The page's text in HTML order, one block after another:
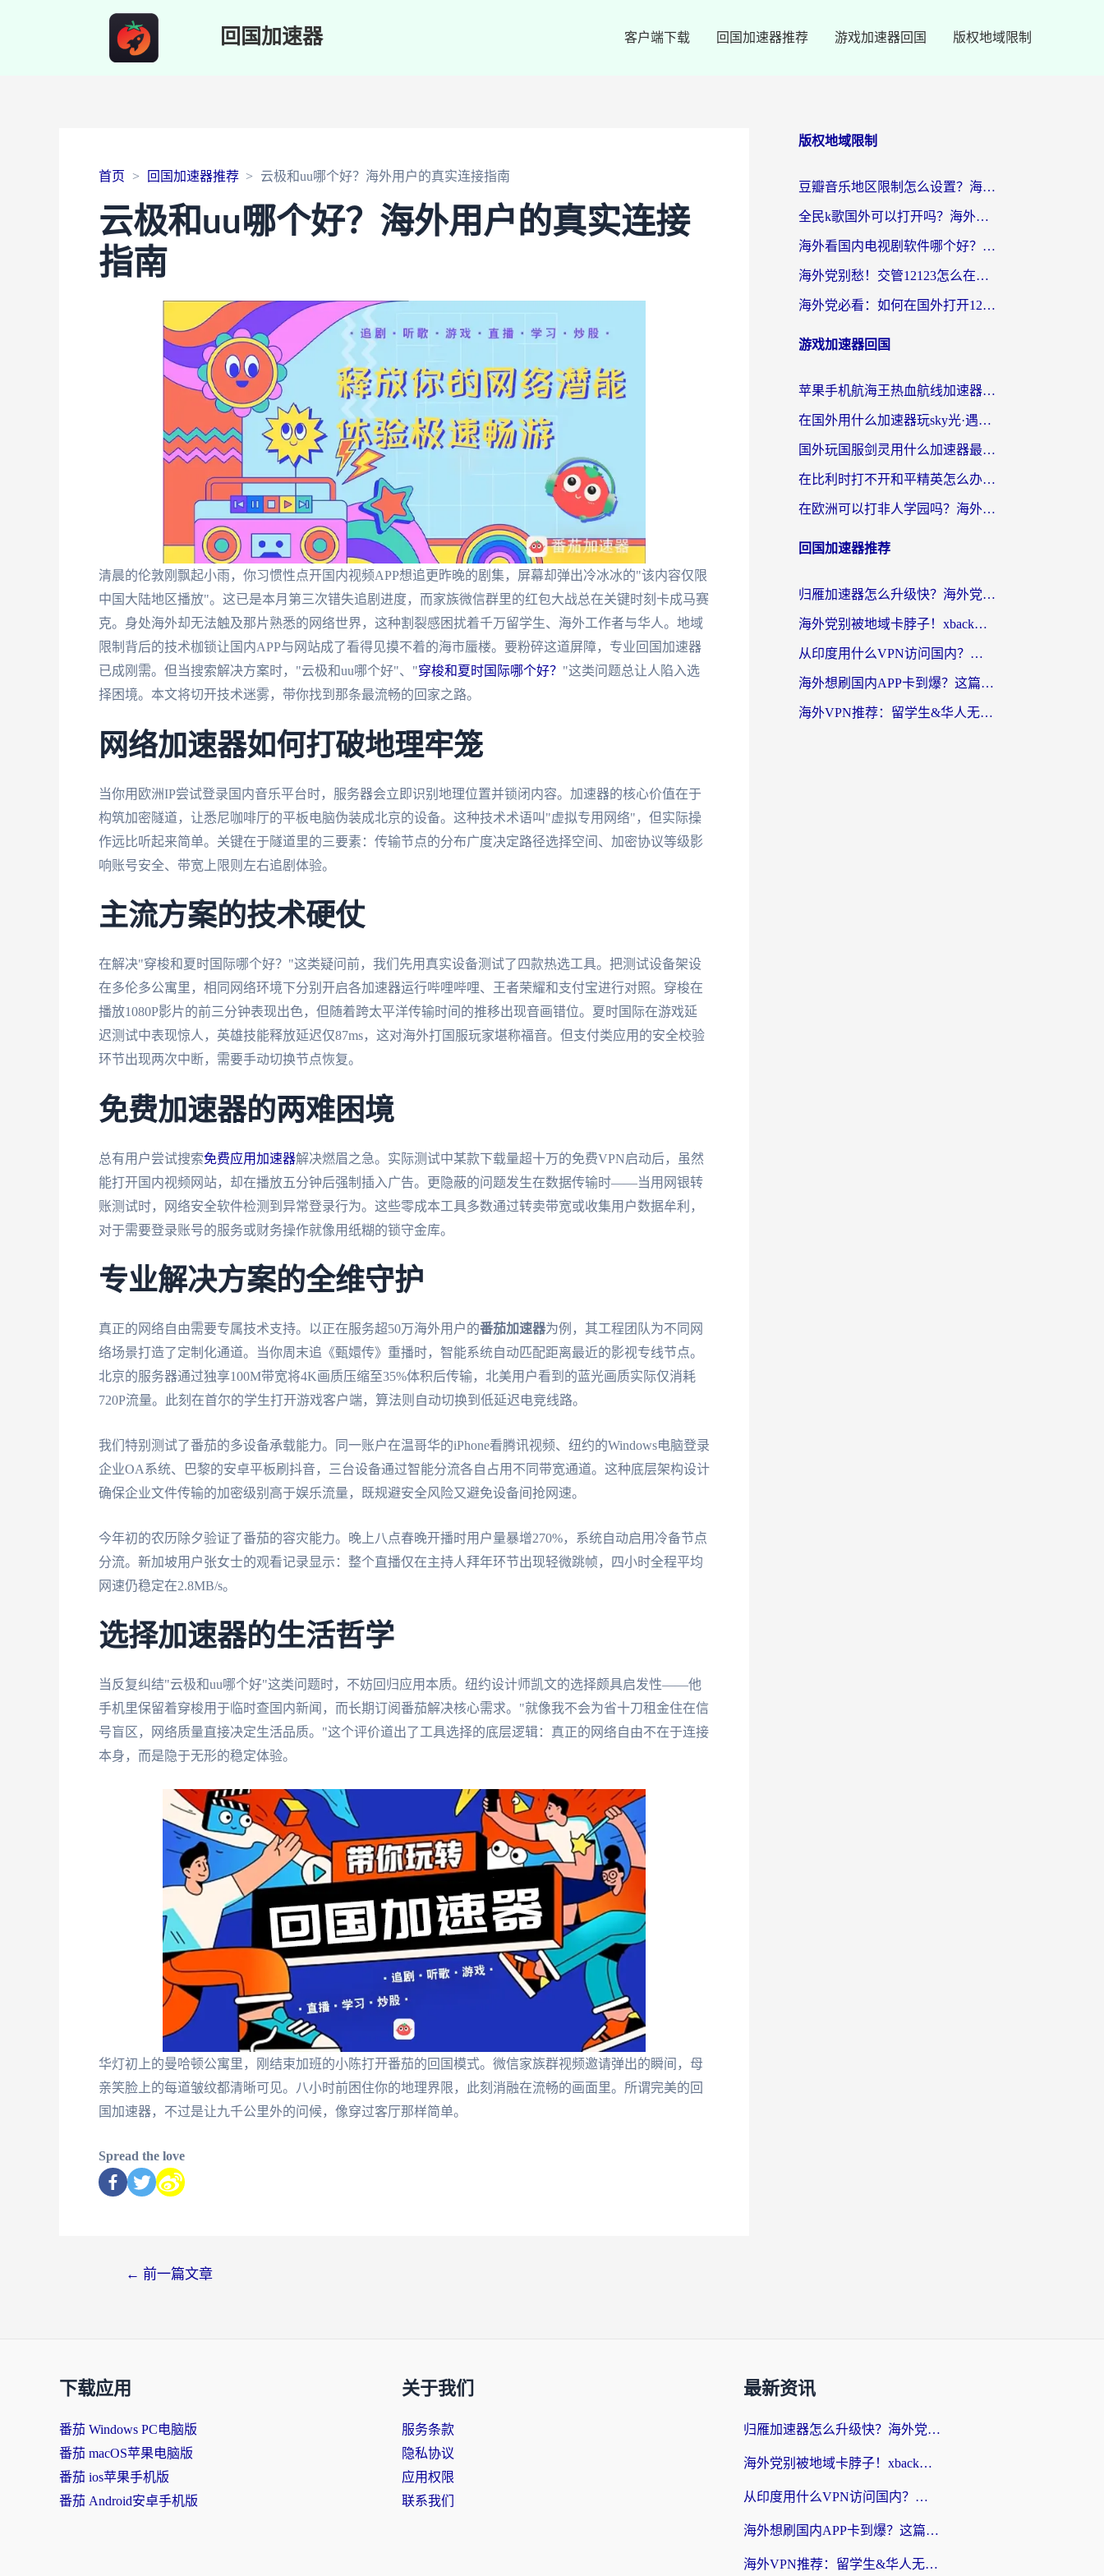
回国加速器 客户端下载 回国加速器推荐 游戏加速器回国 版权地域限制
首页 回国加速器推荐 云极和uu哪个好？海外用户的真实连接指南
云极和uu哪个好？海外用户的真实连接
指南
清晨的伦敦刚飘起小雨，你习惯性点开国内视频APP想追更昨晚的剧集，屏幕却弹出冷冰冰的"该内容仅限
中国大陆地区播放"。这已是本月第三次错失追剧进度，而家族微信群里的红包大战总在关键时刻卡成马赛
克。身处海外却无法触及那片熟悉的网络世界，这种割裂感困扰着千万留学生、海外工作者与华人。地域
限制背后的技术枷锁让国内APP与网站成了看得见摸不着的海市蜃楼。要粉碎这道屏障，专业回国加速器
已成刚需。但当搜索解决方案时，"云极和uu哪个好"、"穿梭和夏时国际哪个好？ "这类问题总让人陷入选
择困境。本文将切开技术迷雾，带你找到那条最流畅的回家之路。
网络加速器如何打破地理牢笼
当你用欧洲IP尝试登录国内音乐平台时，服务器会立即识别地理位置并锁闭内容。加速器的核心价值在于
构筑加密隧道，让悉尼咖啡厅的平板电脑伪装成北京的设备。这种技术术语叫"虚拟专用网络"，但实际操
作远比听起来简单。关键在于隧道里的三要素：传输节点的分布广度决定路径选择空间、加密协议等级影
响账号安全、带宽上限则左右追剧体验。
主流方案的技术硬仗
在解决"穿梭和夏时国际哪个好？"这类疑问前，我们先用真实设备测试了四款热选工具。把测试设备架设
在多伦多公寓里，相同网络环境下分别开启各加速器运行哔哩哔哩、王者荣耀和支付宝进行对照。穿梭在
播放1080P影片的前三分钟表现出色，但随着跨太平洋传输时间的推移出现音画错位。夏时国际在游戏延
迟测试中表现惊人，英雄技能释放延迟仅87ms，这对海外打国服玩家堪称福音。但支付类应用的安全校验
环节出现两次中断，需要手动切换节点恢复。
免费加速器的两难困境
总有用户尝试搜索免费应用加速器解决燃眉之急。实际测试中某款下载量超十万的免费VPN启动后，虽然
能打开国内视频网站，却在播放五分钟后强制插入广告。更隐蔽的问题发生在数据传输时——当用网银转
账测试时，网络安全软件检测到异常登录行为。这些零成本工具多数通过转卖带宽或收集用户数据牟利，
对于需要登录账号的服务或财务操作就像用纸糊的锁守金库。
专业解决方案的全维守护
真正的网络自由需要专属技术支持。以正在服务超50万海外用户的番茄加速器为例，其工程团队为不同网
络场景打造了定制化通道。当你周末追《甄嬛传》重播时，智能系统自动匹配距离最近的影视专线节点。
北京的服务器通过独享100M带宽将4K画质压缩至35%体积后传输，北美用户看到的蓝光画质实际仅消耗
720P流量。此刻在首尔的学生打开游戏客户端，算法则自动切换到低延迟电竞线路。
我们特别测试了番茄的多设备承载能力。同一账户在温哥华的iPhone看腾讯视频、纽约的Windows电脑登录
企业OA系统、巴黎的安卓平板刷抖音，三台设备通过智能分流各自占用不同带宽通道。这种底层架构设计
确保企业文件传输的加密级别高于娱乐流量，既规避安全风险又避免设备间抢网速。
今年初的农历除夕验证了番茄的容灾能力。晚上八点春晚开播时用户量暴增270%，系统自动启用冷备节点
分流。新加坡用户张女士的观看记录显示：整个直播仅在主持人拜年环节出现轻微跳帧，四小时全程平均
网速仍稳定在2.8MB/s。
选择加速器的生活哲学
当反复纠结"云极和uu哪个好"这类问题时，不妨回归应用本质。纽约设计师凯文的选择颇具启发性——他
手机里保留着穿梭用于临时查国内新闻，而长期订阅番茄解决核心需求。"就像我不会为省十刀租金住在信
号盲区，网络质量直接决定生活品质。"这个评价道出了工具选择的底层逻辑：真正的网络自由不在于连接
本身，而是隐于无形的稳定体验。
华灯初上的曼哈顿公寓里，刚结束加班的小陈打开番茄的回国模式。微信家族群视频邀请弹出的瞬间，母
亲笑脸上的每道皱纹都清晰可见。八小时前困住你的地理界限，此刻消融在流畅的画面里。所谓完美的回
国加速器，不过是让九千公里外的问候，像穿过客厅那样简单。
Spread the love
← 前一篇文章
版权地域限制
豆瓣音乐地区限制怎么设置？海外党亲测有效的回国加速方案来了
全民k歌国外可以打开吗？海外党听国内音乐听书的实用指南
海外看国内电视剧软件哪个好？留学生亲测有效的追剧加速方案
海外党别愁！交管12123怎么在国外用？一篇搞定回国资源访问难题
海外党必看：如何在国外打开12123，解决小程序登录难题
游戏加速器回国
苹果手机航海王热血航线加速器从哪开启？海外玩家国服畅玩全攻略
在国外用什么加速器玩sky光·遇？海外玩家国服畅玩终极指南（附魔兽世界狂暴传奇解决方案）
国外玩国服剑灵用什么加速器最好？2026海外玩家亲测指南（附魔兽世界怀旧服精灵之境加速技巧）
在比利时打不开和平精英怎么办？留学生亲测有效的国服游戏加速方案
在欧洲可以打非人学园吗？海外党国服游戏不卡顿的终极指南
回国加速器推荐
归雁加速器怎么升级快？海外党无缝访问国内资源的全攻略（附免费VPN推荐Dcard热门款）
海外党别被地域卡脖子！xback回国加速器选择全攻略，轻松刷剧玩国服
从印度用什么VPN访问国内？海外党亲测的无缝回国上网指南
海外想刷国内APP卡到爆？这篇海外访问国内服务器加速指南帮你解决所有问题
海外VPN推荐：留学生&华人无缝访问国内资源的避坑指南
下载应用
番茄 Windows PC电脑版
番茄 macOS苹果电脑版
番茄 ios苹果手机版
番茄 Android安卓手机版
关于我们
服务条款
隐私协议
应用权限
联系我们
最新资讯
归雁加速器怎么升级快？海外党无缝访问国内资源的全攻略（附免费VPN推荐Dcard热门款）
海外党别被地域卡脖子！xback回国加速器选择全攻略，轻松刷剧玩国服
从印度用什么VPN访问国内？海外党亲测的无缝回国上网指南
海外想刷国内APP卡到爆？这篇海外访问国内服务器加速指南帮你解决所有问题
海外VPN推荐：留学生&华人无缝访问国内资源的避坑指南